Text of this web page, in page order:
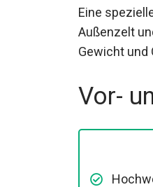
Eine
Außenzelt
wenn
Vor-